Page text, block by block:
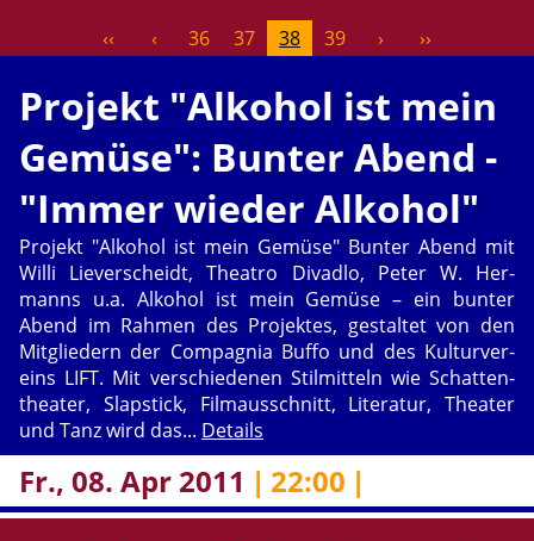
‹‹ ‹ 36 37 38 39 › ››
Pro­jekt "Al­ko­hol ist mein
Ge­mü­se": Bun­ter Abend -
"Immer wie­der Al­ko­hol"
Pro­jekt "Al­ko­hol ist mein Ge­mü­se" Bun­ter Abend mit
Willi Lie­ver­scheidt, Thea­tro Di­vad­lo, Peter W. Her­
manns u.a. Al­ko­hol ist mein Ge­mü­se – ein bun­ter
Abend im Rah­men des Pro­jek­tes, ge­stal­tet von den
Mit­glie­dern der Com­pa­gnia Buffo und des Kul­tur­ver­
eins LIFT. Mit ver­schie­de­nen Stil­mit­teln wie Schat­ten­
thea­ter, Slap­stick, Film­aus­schnitt, Li­te­ra­tur, Thea­ter
und Tanz wird das... De­tails
Fr., 08. Apr 2011 | 22:00 |